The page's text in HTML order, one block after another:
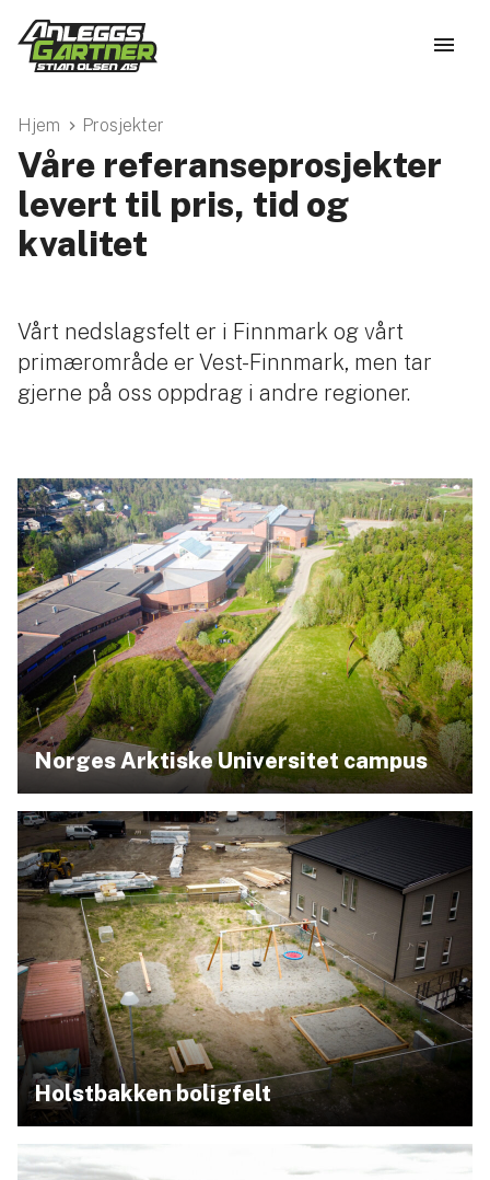
Hjem Prosjekter
Våre referanseprosjekter
levert til pris, tid og
kvalitet
Vårt nedslagsfelt er i Finnmark og vårt
primærområde er Vest-Finnmark, men tar
gjerne på oss oppdrag i andre regioner.
Norges Arktiske Universitet campus
Holstbakken boligfelt